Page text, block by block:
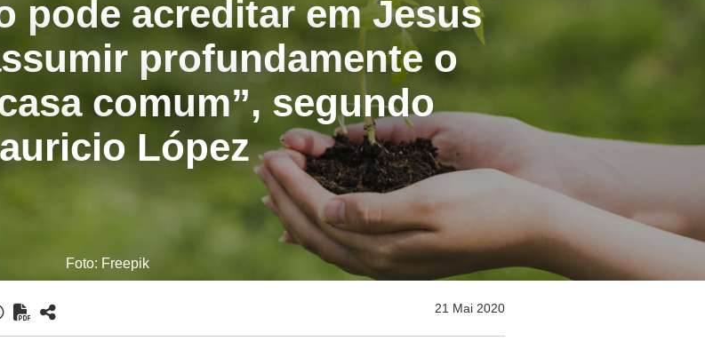
pode acreditar em Jesus
profundamente o
comum”, segundo
López
Foto: Freepik
21 Mai 2020